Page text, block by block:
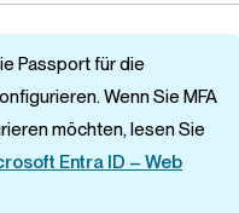
Passport für die
Wenn Sie MFA
möchten, lesen Sie
Entra ID – Web